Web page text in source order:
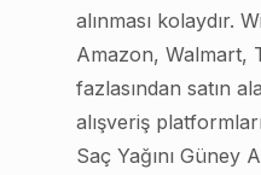
alınması kolaydır.
Amazon, Walmart,
fazlasından satın
alışveriş
Saç Yağını Güney